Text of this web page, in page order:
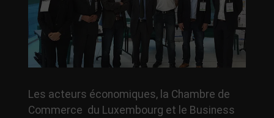
Les acteurs économiques, la Chambre de
Commerce du Luxembourg et le Business